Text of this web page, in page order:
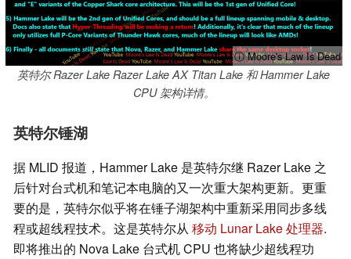
ⓘ Moore's Law Is Dead
英特尔 Razer Lake Razer Lake AX Titan Lake 和 Hammer Lake
CPU 架构详情。
英特尔锤湖
据 MLID 报道，Hammer Lake 是英特尔继 Razer Lake 之
后针对台式机和笔记本电脑的又一次重大架构更新。更重
要的是，英特尔似乎将在锤子湖架构中重新采用同步多线
程或超线程技术。这是英特尔从 移动 Lunar Lake 处理器.
即将推出的 Nova Lake 台式机 CPU 也将缺少超线程功